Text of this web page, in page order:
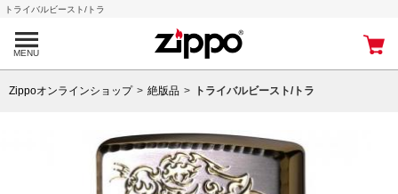
トライバルビースト/トラ
MENU
Zippoオンラインショップ 絶版品 トライバルビースト/トラ